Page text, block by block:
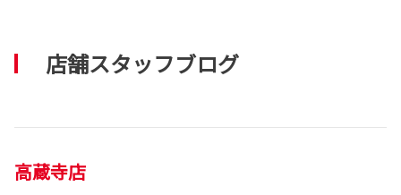
店舗スタッフブログ
高蔵寺店